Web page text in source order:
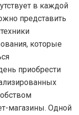
в каждой
представить
которые
приобрести
магазины. Одной